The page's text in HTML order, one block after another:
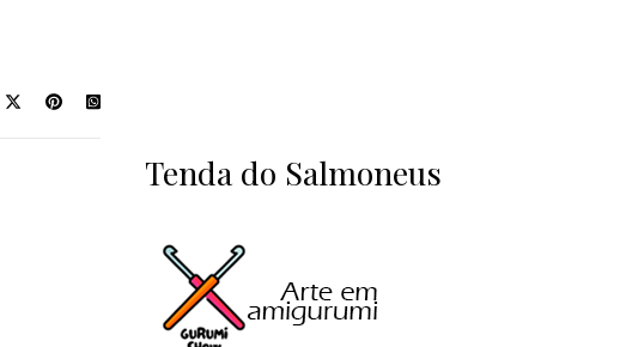
Tenda do Salmoneus